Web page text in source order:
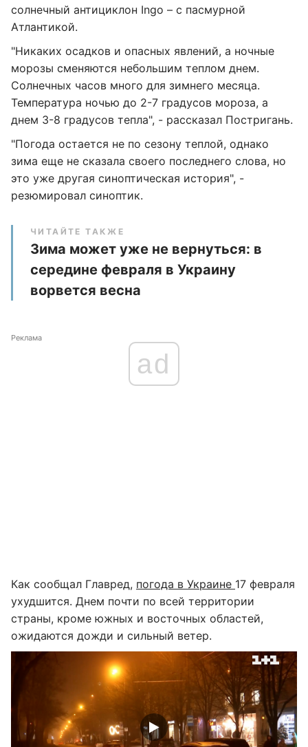
солнечный антициклон Ingo – с пасмурной
Атлантикой.
"Никаких осадков и опасных явлений, а ночные
морозы сменяются небольшим теплом днем.
Солнечных часов много для зимнего месяца.
Температура ночью до 2-7 градусов мороза, а
днем ​​3-8 градусов тепла", - рассказал Постригань.
"Погода остается не по сезону теплой, однако
зима еще не сказала своего последнего слова, но
это уже другая синоптическая история", -
резюмировал синоптик.
ЧИТАЙТЕ ТАКЖЕ
Зима может уже не вернуться: в
середине февраля в Украину
ворвется весна
Реклама
ad
Как сообщал Главред, погода в Украине 17 февраля
ухудшится. Днем почти по всей территории
страны, кроме южных и восточных областей,
ожидаются дожди и сильный ветер.